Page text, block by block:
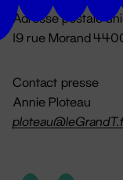
Adresse postale
19 rue Morand
Contact presse
Annie Ploteau